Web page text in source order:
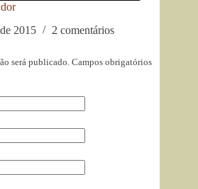
2015
2 comentários
será publicado. Campos obrigatórios